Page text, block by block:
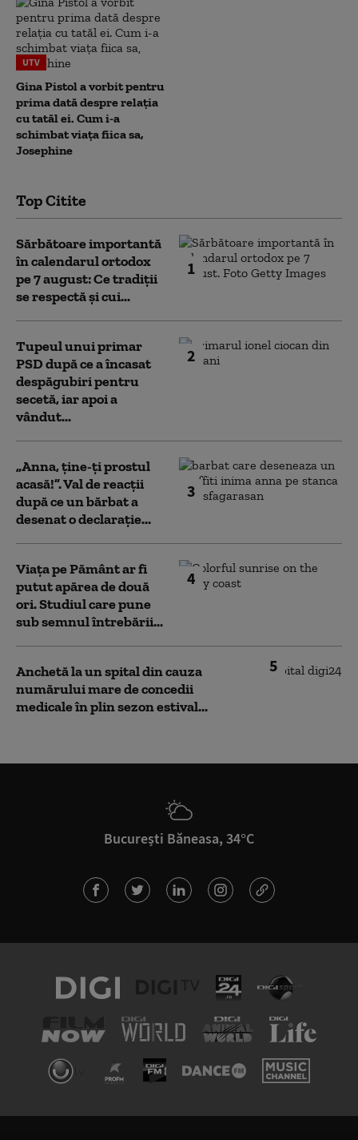
UTV
Gina Pistol a vorbit pentru
prima dată despre relația
cu tatăl ei. Cum i-a
schimbat viața fiica sa,
Josephine
Top Citite
1
Sărbătoare importantă
în calendarul ortodox
pe 7 august: Ce tradiții
se respectă și cui...
2
Tupeul unui primar
PSD după ce a încasat
despăgubiri pentru
secetă, iar apoi a
vândut...
3
„Anna, ţine-ţi prostul
acasă!”. Val de reacții
după ce un bărbat a
desenat o declarație...
4
Viața pe Pământ ar fi
putut apărea de două
ori. Studiul care pune
sub semnul întrebării...
5
Anchetă la un spital din cauza
numărului mare de concedii
medicale în plin sezon estival...
București Băneasa, 34°C